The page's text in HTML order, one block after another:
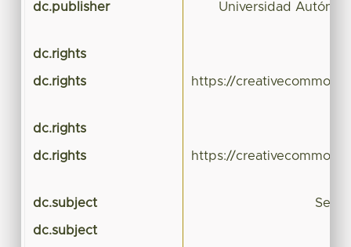
dc.publisher Universidad
dc.rights
dc.rights https://
dc.rights
dc.rights https://
dc.subject
dc.subject